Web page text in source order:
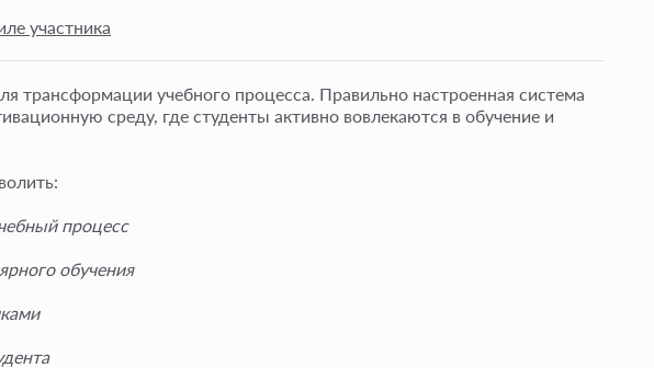
участника
трансформации учебного процесса. Правильно настроенная система
среду, где студенты активно вовлекаются в обучение и
процесс
обучения